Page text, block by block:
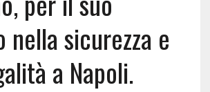
nella sicurezza e
a Napoli.